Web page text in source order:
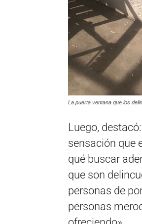
La puerta ventana que los
Luego,
sensación que
qué buscar
que son
personas de
personas